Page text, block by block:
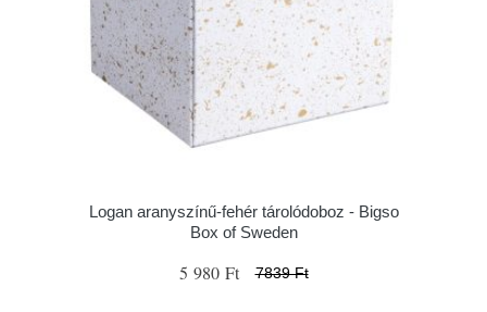
Logan aranyszínű-fehér tárolódoboz - Bigso
Box of Sweden
5 980 Ft 7839 Ft